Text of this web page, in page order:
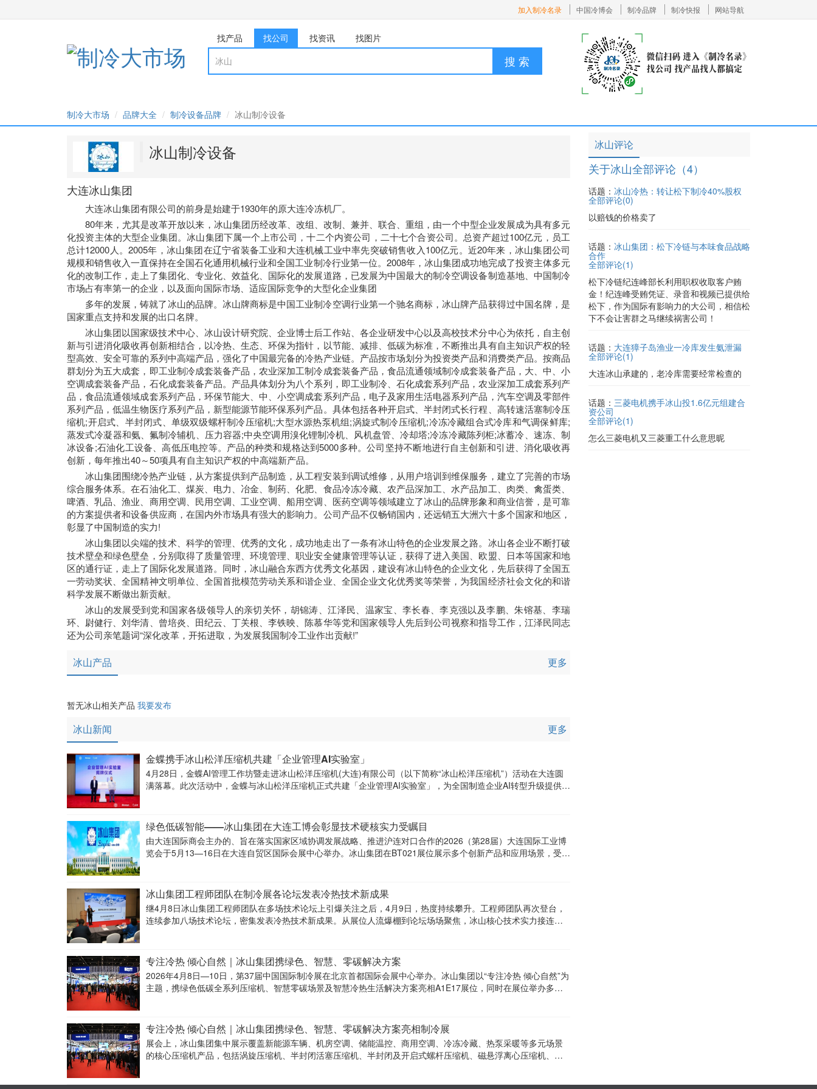
加入制冷名录 中国冷博会 制冷品牌 制冷快报 网站导航
找产品 找公司 找资讯 找图片
搜 索
制冷大市场 品牌大全 制冷设备品牌 冰山制冷设备
冰山制冷设备
大连冰山集团
大连冰山集团有限公司的前身是始建于1930年的原大连冷冻机厂。
80年来，尤其是改革开放以来，冰山集团历经改革、改组、改制、兼并、联合、重组，由一个中型企业发展成为具有多元
化投资主体的大型企业集团。冰山集团下属一个上市公司，十二个内资公司，二十七个合资公司。总资产超过100亿元，员工
总计12000人。2005年，冰山集团在辽宁省装备工业和大连机械工业中率先突破销售收入100亿元。近20年来，冰山集团公司
规模和销售收入一直保持在全国石化通用机械行业和全国工业制冷行业第一位。2008年，冰山集团成功地完成了投资主体多元
化的改制工作，走上了集团化、专业化、效益化、国际化的发展道路，已发展为中国最大的制冷空调设备制造基地、中国制冷
市场占有率第一的企业，以及面向国际市场、适应国际竞争的大型化企业集团
多年的发展，铸就了冰山的品牌。冰山牌商标是中国工业制冷空调行业第一个驰名商标，冰山牌产品获得过中国名牌，是
国家重点支持和发展的出口名牌。
冰山集团以国家级技术中心、冰山设计研究院、企业博士后工作站、各企业研发中心以及高校技术分中心为依托，自主创
新与引进消化吸收再创新相结合，以冷热、生态、环保为指针，以节能、减排、低碳为标准，不断推出具有自主知识产权的轻
型高效、安全可靠的系列中高端产品，强化了中国最完备的冷热产业链。产品按市场划分为投资类产品和消费类产品。按商品
群划分为五大成套，即工业制冷成套装备产品，农业深加工制冷成套装备产品，食品流通领域制冷成套装备产品，大、中、小
空调成套装备产品，石化成套装备产品。产品具体划分为八个系列，即工业制冷、石化成套系列产品，农业深加工成套系列产
品，食品流通领域成套系列产品，环保节能大、中、小空调成套系列产品，电子及家用生活电器系列产品，汽车空调及零部件
系列产品，低温生物医疗系列产品，新型能源节能环保系列产品。具体包括各种开启式、半封闭式长行程、高转速活塞制冷压
缩机;开启式、半封闭式、单级双级螺杆制冷压缩机;大型水源热泵机组;涡旋式制冷压缩机;冷冻冷藏组合式冷库和气调保鲜库;
蒸发式冷凝器和氨、氟制冷辅机、压力容器;中央空调用溴化锂制冷机、风机盘管、冷却塔;冷冻冷藏陈列柜;冰蓄冷、速冻、制
冰设备;石油化工设备、高低压电控等。产品的种类和规格达到5000多种。公司坚持不断地进行自主创新和引进、消化吸收再
创新，每年推出40～50项具有自主知识产权的中高端新产品。
冰山集团围绕冷热产业链，从方案提供到产品制造，从工程安装到调试维修，从用户培训到维保服务，建立了完善的市场
综合服务体系。在石油化工、煤炭、电力、冶金、制药、化肥、食品冷冻冷藏、农产品深加工、水产品加工、肉类、禽蛋类、
啤酒、乳品、渔业、商用空调、民用空调、工业空调、船用空调、医药空调等领域建立了冰山的品牌形象和商业信誉，是可靠
的方案提供者和设备供应商，在国内外市场具有强大的影响力。公司产品不仅畅销国内，还远销五大洲六十多个国家和地区，
彰显了中国制造的实力!
冰山集团以尖端的技术、科学的管理、优秀的文化，成功地走出了一条有冰山特色的企业发展之路。冰山各企业不断打破
技术壁垒和绿色壁垒，分别取得了质量管理、环境管理、职业安全健康管理等认证，获得了进入美国、欧盟、日本等国家和地
区的通行证，走上了国际化发展道路。同时，冰山融合东西方优秀文化基因，建设有冰山特色的企业文化，先后获得了全国五
一劳动奖状、全国精神文明单位、全国首批模范劳动关系和谐企业、全国企业文化优秀奖等荣誉，为我国经济社会文化的和谐
科学发展不断做出新贡献。
冰山的发展受到党和国家各级领导人的亲切关怀，胡锦涛、江泽民、温家宝、李长春、李克强以及李鹏、朱镕基、李瑞
环、尉健行、刘华清、曾培炎、田纪云、丁关根、李铁映、陈慕华等党和国家领导人先后到公司视察和指导工作，江泽民同志
还为公司亲笔题词“深化改革，开拓进取，为发展我国制冷工业作出贡献!”
冰山产品 更多
暂无冰山相关产品 我要发布
冰山新闻 更多
金蝶携手冰山松洋压缩机共建「企业管理AI实验室」
4月28日，金蝶AI管理工作坊暨走进冰山松洋压缩机(大连)有限公司（以下简称“冰山松洋压缩机”）活动在大连圆
满落幕。此次活动中，金蝶与冰山松洋压缩机正式共建「企业管理AI实验室」，为全国制造企业AI转型升级提供示
绿色低碳智能——冰山集团在大连工博会彰显技术硬核实力受瞩目
由大连国际商会主办的、旨在落实国家区域协调发展战略、推进沪连对口合作的2026（第28届）大连国际工业博
览会于5月13—16日在大连自贸区国际会展中心举办。冰山集团在BT021展位展示多个创新产品和应用场景，受到
冰山集团工程师团队在制冷展各论坛发表冷热技术新成果
继4月8日冰山集团工程师团队在多场技术论坛上引爆关注之后，4月9日，热度持续攀升。工程师团队再次登台，
连续参加八场技术论坛，密集发表冷热技术新成果。从展位人流爆棚到论坛场场聚焦，冰山核心技术实力接连成
专注冷热 倾心自然｜冰山集团携绿色、智慧、零碳解决方案
2026年4月8日—10日，第37届中国国际制冷展在北京首都国际会展中心举办。冰山集团以“专注冷热 倾心自然”为
主题，携绿色低碳全系列压缩机、智慧零碳场景及智慧冷热生活解决方案亮相A1E17展位，同时在展位举办多场
专注冷热 倾心自然｜冰山集团携绿色、智慧、零碳解决方案亮相制冷展
展会上，冰山集团集中展示覆盖新能源车辆、机房空调、储能温控、商用空调、冷冻冷藏、热泵采暖等多元场景
的核心压缩机产品，包括涡旋压缩机、半封闭活塞压缩机、半封闭及开启式螺杆压缩机、磁悬浮离心压缩机、离
冰山评论
关于冰山全部评论（4）
话题： 冰山冷热：转让松下制冷40%股权
全部评论(0)
以赔钱的价格卖了
话题： 冰山集团：松下冷链与本味食品战略
合作
全部评论(1)
松下冷链纪连峰部长利用职权收取客户贿
金！纪连峰受贿凭证、录音和视频已提供给
松下，作为国际有影响力的大公司，相信松
下不会让害群之马继续祸害公司！
话题： 大连獐子岛渔业一冷库发生氨泄漏
全部评论(1)
大连冰山承建的，老冷库需要经常检查的
话题： 三菱电机携手冰山投1.6亿元组建合
资公司
全部评论(1)
怎么三菱电机又三菱重工什么意思昵